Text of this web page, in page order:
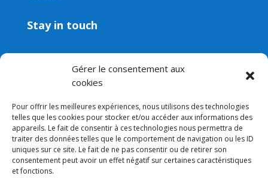
Gérer le consentement aux
cookies
Pour offrir les meilleures expériences, nous utilisons des technologies
telles que les cookies pour stocker et/ou accéder aux informations des
appareils. Le fait de consentir à ces technologies nous permettra de
traiter des données telles que le comportement de navigation ou les ID
uniques sur ce site. Le fait de ne pas consentir ou de retirer son
consentement peut avoir un effet négatif sur certaines caractéristiques
et fonctions.
Stay in touch
Contact
contact@aveni.shop
Newsletter